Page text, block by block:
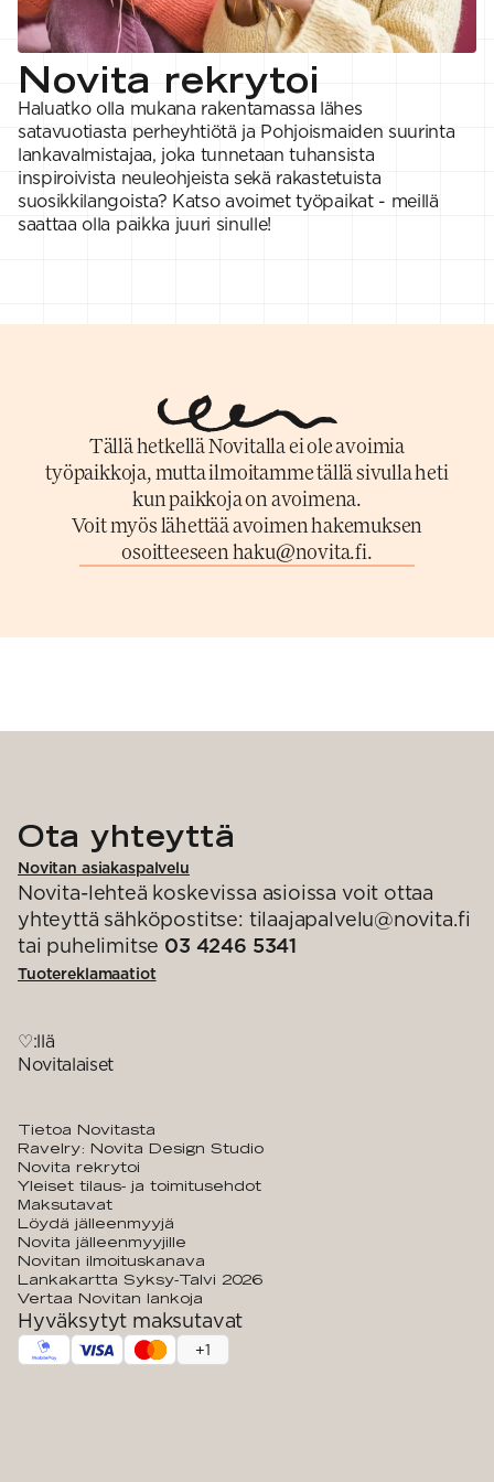
7 Veljestä
Nalle
Wonder Wool
Hehku
1 = ohuin, 7 = paksuin
1. Lace
2. 4-ply
3. Sport
4. DK
5. Aran
6. Chunky
7. Super Chunky
SESONGIN MALLISTOT
SS26 Kirsikka
Simberg & Hanna
Sumari
SS26 Hyvän olon
neuleet
SS26 Auringon
kosketus -
kesämallisto
SS26 Signature
Collection
INSPIROIDU
Yhteisö
Ajankohtaista
Tilaa uutiskirje
Kaikki artikkelit
Novita rekrytoi
Haluatko olla mukana rakentamassa lähes
satavuotiasta perheyhtiötä ja Pohjoismaiden suurinta
lankavalmistajaa, joka tunnetaan tuhansista
inspiroivista neuleohjeista sekä rakastetuista
suosikkilangoista? Katso avoimet työpaikat - meillä
saattaa olla paikka juuri sinulle!
Tällä hetkellä Novitalla ei ole avoimia
työpaikkoja, mutta ilmoitamme tällä sivulla heti
kun paikkoja on avoimena.
Voit myös lähettää avoimen hakemuksen
osoitteeseen haku@novita.fi.
Ota yhteyttä
Novitan asiakaspalvelu
Novita-lehteä koskevissa asioissa voit ottaa
yhteyttä sähköpostitse: tilaajapalvelu@novita.fi
tai puhelimitse 03 4246 5341
Tuotereklamaatiot
♡:llä
Novitalaiset
Tietoa Novitasta
Ravelry: Novita Design Studio
Novita rekrytoi
Yleiset tilaus- ja toimitusehdot
Maksutavat
Löydä jälleenmyyjä
Novita jälleenmyyjille
Novitan ilmoituskanava
Lankakartta Syksy-Talvi 2026
Vertaa Novitan lankoja
Hyväksytyt maksutavat
+1